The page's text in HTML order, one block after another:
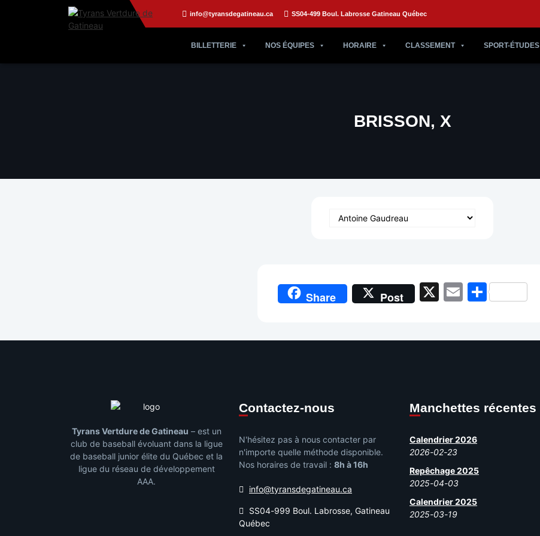
info@tyransdegatineau.ca SS04-499 Boul. Labrosse Gatineau Québec
BILLETTERIE NOS ÉQUIPES HORAIRE CLASSEMENT SPORT-ÉTUDES
BRISSON, X
Share Post X EmailShare
Tyrans Vertdure de Gatineau – est un
club de baseball évoluant dans la ligue
de baseball junior élite du Québec et la
ligue du réseau de développement
AAA.
Contactez-nous
N'hésitez pas à nous contacter par
n'importe quelle méthode disponible.
Nos horaires de travail : 8h à 16h
info@tyransdegatineau.ca
SS04-999 Boul. Labrosse, Gatineau
Québec
Manchettes récentes
Calendrier 2026
2026-02-23
Repêchage 2025
2025-04-03
Calendrier 2025
2025-03-19